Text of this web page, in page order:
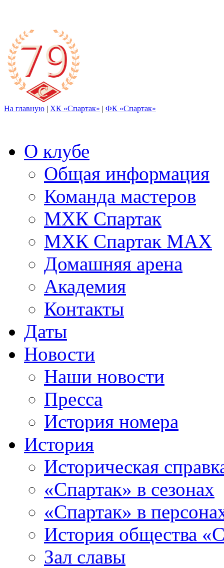
На главную | ХК «Спартак» | ФК «Спартак»
О клубе
Общая информация
Команда мастеров
МХК Спартак
МХК Спартак МАХ
Домашняя арена
Академия
Контакты
Даты
Новости
Наши новости
Пресса
История номера
История
Историческая
«Спартак» в сезонах
«Спартак» в
История общества
Зал славы